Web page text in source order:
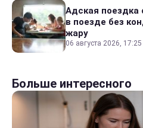
Адская поездка
в поезде без
жару
06 августа 2026, 17:25
Больше интересного